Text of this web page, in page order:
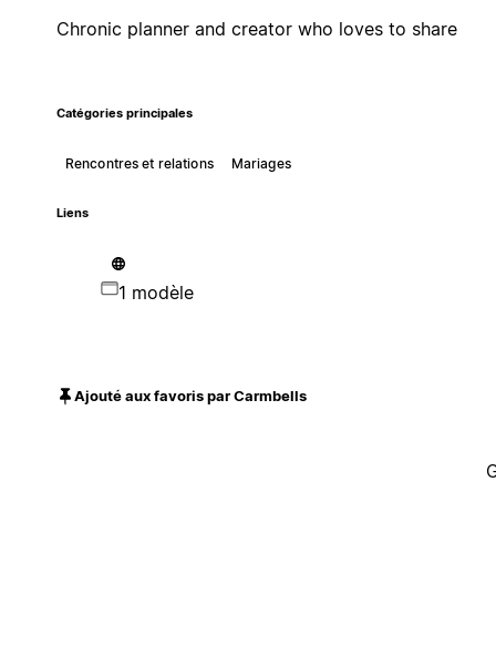
Chronic planner and creator who loves to share
Catégories principales
Rencontres et relations Mariages
Liens
1 modèle
Ajouté aux favoris par Carmbells